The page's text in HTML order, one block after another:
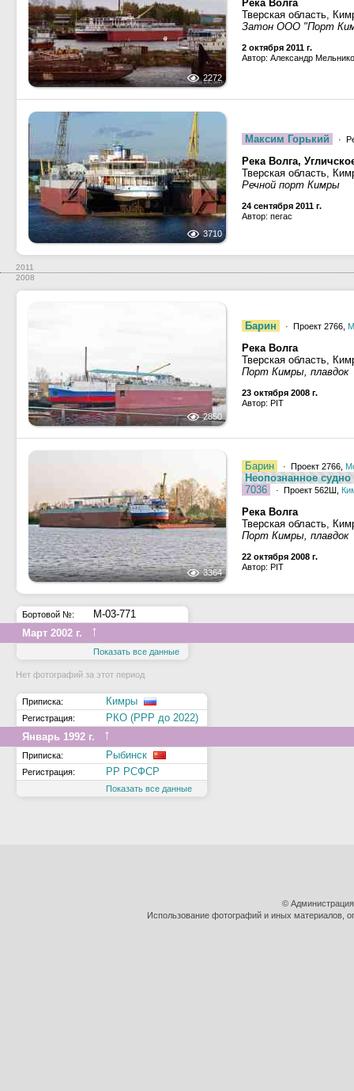
2272
Река Волга
Тверская область,
Затон ООО "Порт
2 октября 2011 г.
Автор: Александр
3710
Максим Горький ·
Река Волга,
Тверская область,
Речной порт Кимры
24 сентября 2011 г.
Автор: пегас
2011
2008
2850
Барин · Проект 2766,
Река Волга
Тверская область,
Порт Кимры, плавдок
23 октября 2008 г.
Автор: PIT
3364
Барин · Проект 2766,
Неопознанное
7036
· Проект 562Ш,
Река Волга
Тверская область,
Порт Кимры, плавдок
22 октября 2008 г.
Автор: PIT
Бортовой №:
М-03-771
Март 2002 г.
↑
Показать все данные
Нет фотографий за этот период
Приписка: Кимры
Регистрация:
РКО (РРР до 2022)
Январь 1992 г.
↑
Приписка: Рыбинск
Регистрация: РР РСФСР
Показать все данные
©
Использование фотографий и иных материалов,